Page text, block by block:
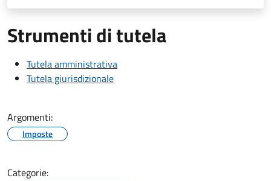
Strumenti di tutela
Tutela amministrativa
Tutela giurisdizionale
Argomenti:
Imposte
Categorie: